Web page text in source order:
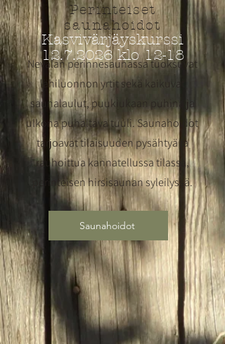
Perinteiset
saunahoidot
Nevalan perinnesaunassa tuoksuvat
lähiluonnon yrtit sekä kaikuvat
saunalaulut, puukiukaan puhina ja
ulkona puhaltava tuuli. Saunahoidot
tarjoavat tilaisuuden pysähtyä ja
rauhoittua kannatellussa tilassa,
perinteisen hirsisaunan syleilyssä.
Saunahoidot
Kasvivärjäyskurssi
12.7.2026klo 12-18